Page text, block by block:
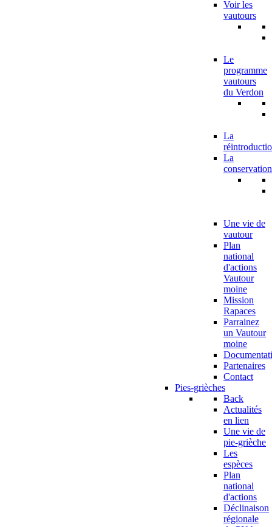
Voir les
vautours
Le
programme
vautours
du Verdon
La
La
conservation
Une vie de
vautour
Plan
national
d'actions
Vautour
moine
Mission
Rapaces
Parrainez
un Vautour
moine
Partenaires
Contact
Pies-grièches
Back
Actualités
en lien
Une vie de
pie-grièche
Les
espèces
Plan
national
d'actions
Déclinaison
régionale